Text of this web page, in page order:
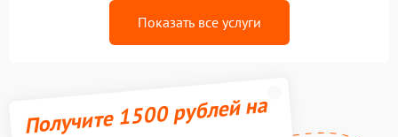
Показать все услуги
Получите 1500 рублей на